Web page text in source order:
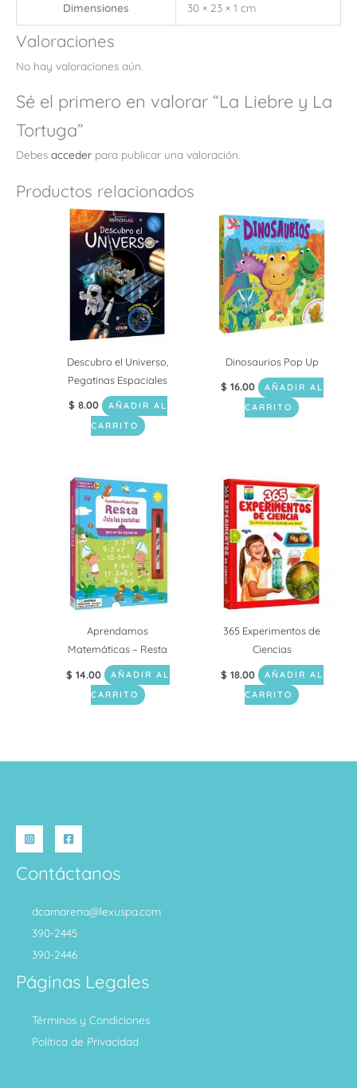
Dimensiones 30 × 23 × 1 cm
Valoraciones
No hay valoraciones aún.
Sé el primero en valorar “La Liebre y La
Tortuga”
Debes acceder para publicar una valoración.
Productos relacionados
Descubro el Universo,
Pegatinas Espaciales
$ 8.00
AÑADIR AL
CARRITO
Dinosaurios Pop Up
$ 16.00
AÑADIR AL
CARRITO
Aprendamos
Matemáticas – Resta
$ 14.00
AÑADIR AL
CARRITO
365 Experimentos de
Ciencias
$ 18.00
AÑADIR AL
CARRITO
Contáctanos
dcamarena@lexuspa.com
390-2445
390-2446
Páginas Legales
Términos y Condiciones
Política de Privacidad